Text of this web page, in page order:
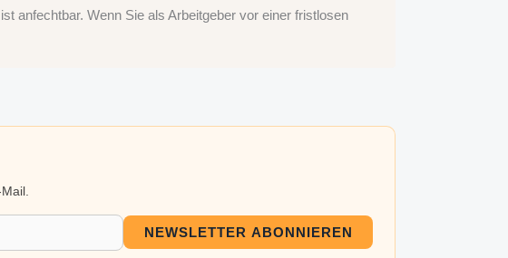
anfechtbar. Wenn Sie als Arbeitgeber vor einer fristlosen
NEWSLETTER ABONNIEREN